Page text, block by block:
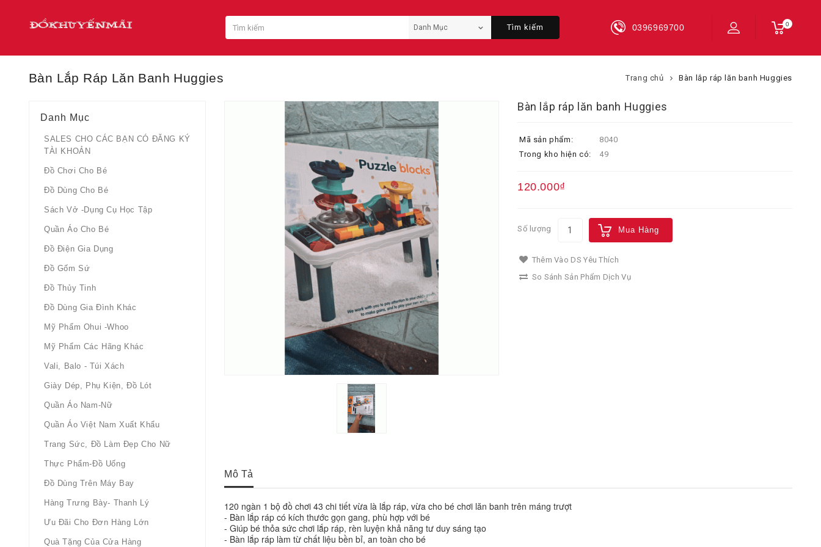
0
0396969700
Tìm kiếm
Bàn Lắp Ráp Lăn Banh Huggies Trang chủ Bàn lắp ráp lăn banh Huggies
Danh Mục
SALES CHO CÁC BẠN CÓ ĐĂNG KÝ
TÀI KHOẢN
Đồ Chơi Cho Bé
Đồ Dùng Cho Bé
Sách Vở -dụng Cụ Học Tập
Quần Áo Cho Bé
Đồ Điện Gia Dụng
Đồ Gốm Sứ
Đồ Thủy Tinh
Đồ Dùng Gia Đình Khác
Mỹ Phẩm Ohui -whoo
Mỹ Phẩm Các Hãng Khác
Vali, Balo - Túi Xách
Giày Dép, Phụ Kiện, Đồ Lót
Quần Áo Nam-Nữ
Quần Áo Việt Nam Xuất Khẩu
Trang Sức, Đồ Làm Đẹp Cho Nữ
Thực Phẩm-Đồ Uống
Đồ Dùng Trên Máy Bay
Hàng Trưng Bày- Thanh Lý
Ưu Đãi Cho Đơn Hàng Lớn
Quà Tặng Của Cửa Hàng
Bàn lắp ráp lăn banh Huggies
Mã sản phẩm:
8040
Trong kho hiện có:
49
120.000₫
Số lượng Mua Hàng
Thêm Vào DS Yêu Thích
So Sánh Sản Phẩm Dịch Vụ
Mô Tả
120 ngàn 1 bộ đồ chơi 43 chi tiết vừa là lắp ráp, vừa cho bé chơi lăn banh trên máng trượt
- Bàn lắp ráp có kích thước gọn gang, phù hợp với bé
- Giúp bé thỏa sức chơi lắp ráp, rèn luyện khả năng tư duy sáng tạo
- Bàn lắp ráp làm từ chất liệu bền bỉ, an toàn cho bé